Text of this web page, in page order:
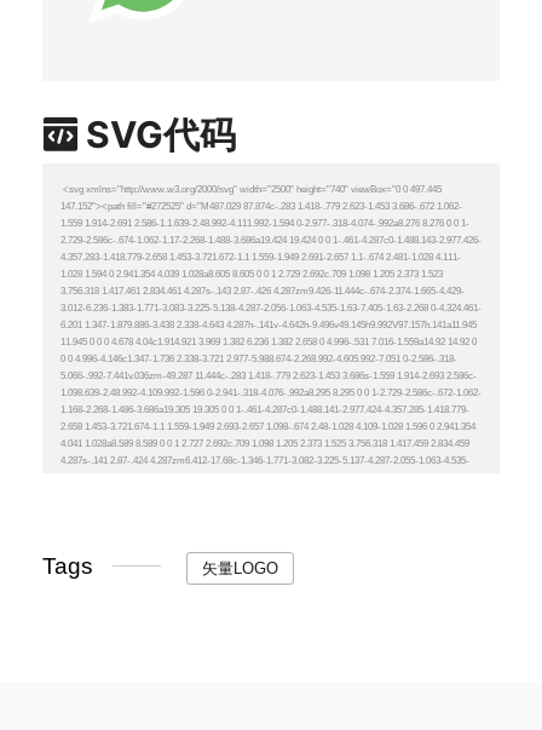
SVG代码
Tags 矢量LOGO